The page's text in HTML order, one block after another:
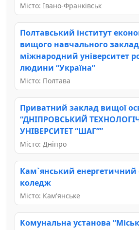
Місто: Івано-Франківськ
Полтавський інститут
вищого навчального
міжнародний університет
людини “Україна”
Місто: Полтава
Приватний заклад вищої
“ДНІПРОВСЬКИЙ
УНІВЕРСИТЕТ “ШАГ””
Місто: Дніпро
Кам`янський
коледж
Місто: Кам'янське
Комунальна установа